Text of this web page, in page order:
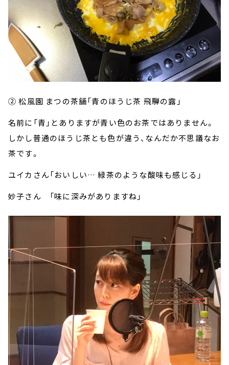
② 松風園 まつの茶舗「青のほうじ茶 飛騨の露」
名前に「青」とありますが青い色のお茶ではありません。
しかし普通のほうじ茶とも色が違う、なんだか不思議なお
茶です。
ユイカさん「おいしい… 緑茶のような酸味も感じる」
妙子さん 「味に深みがありますね」